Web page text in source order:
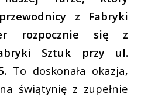
z Fabryki
rozpocznie się z
Sztuk przy ul.
To doskonała okazja,
świątynię z zupełnie